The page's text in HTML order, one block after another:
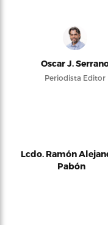
Oscar J.
Periodista Editor
Lcdo. Ramón
Pabón